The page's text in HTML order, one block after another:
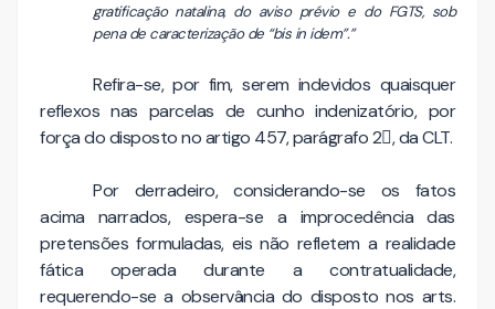
gratificação natalina, do aviso prévio e do FGTS, sob
pena de caracterização de “bis in idem”.”
Refira-se, por fim, serem indevidos quaisquer
reflexos nas parcelas de cunho indenizatório, por
força do disposto no artigo 457, parágrafo 2, da CLT.
Por derradeiro, considerando-se os fatos
acima narrados, espera-se a improcedência das
pretensões formuladas, eis não refletem a realidade
fática operada durante a contratualidade,
requerendo-se a observância do disposto nos arts.